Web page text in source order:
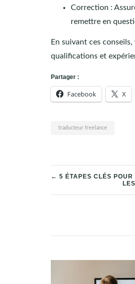
Correction :
remettre en
En suivant ces
qualifications et
Partager :
Facebook X
traducteur freelance
← 5 ÉTAPES CLÉS POUR